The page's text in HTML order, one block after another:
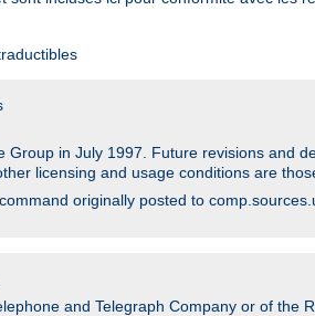
in July 1997. Future revisions and
licensing and usage conditions are
originally posted to
and Telegraph Company or of the